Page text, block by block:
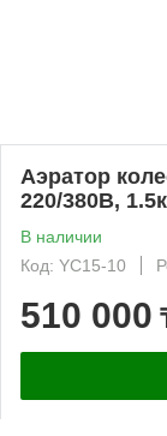
Аэратор
220/380В,
В наличии
Код: YC15-10
510 000